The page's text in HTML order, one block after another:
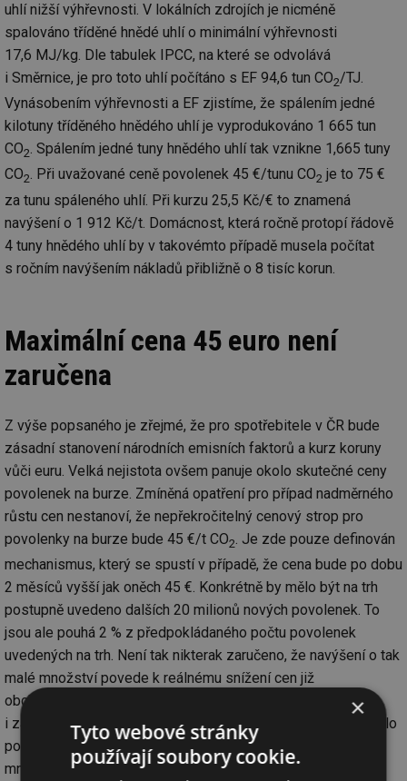
uhlí nižší výhřevnosti. V lokálních zdrojích je nicméně
spalováno tříděné hnědé uhlí o minimální výhřevnosti
17,6 MJ/kg. Dle tabulek IPCC, na které se odvolává
i Směrnice, je pro toto uhlí počítáno s EF 94,6 tun CO2/TJ.
Vynásobením výhřevnosti a EF zjistíme, že spálením jedné
kilotuny tříděného hnědého uhlí je vyprodukováno 1 665 tun
CO2. Spálením jedné tuny hnědého uhlí tak vznikne 1,665 tuny
CO2. Při uvažované ceně povolenek 45 €/tunu CO2 je to 75 €
za tunu spáleného uhlí. Při kurzu 25,5 Kč/€ to znamená
navýšení o 1 912 Kč/t. Domácnost, která ročně protopí řádově
4 tuny hnědého uhlí by v takovémto případě musela počítat
s ročním navýšením nákladů přibližně o 8 tisíc korun.
Maximální cena 45 euro není
zaručena
Z výše popsaného je zřejmé, že pro spotřebitele v ČR bude
zásadní stanovení národních emisních faktorů a kurz koruny
vůči euru. Velká nejistota ovšem panuje okolo skutečné ceny
povolenek na burze. Zmíněná opatření pro případ nadměrného
růstu cen nestanoví, že nepřekročitelný cenový strop pro
povolenky na burze bude 45 €/t CO2 . Je zde pouze definován
mechanismus, který se spustí v případě, že cena bude po dobu
2 měsíců vyšší jak oněch 45 €. Konkrétně by mělo být na trh
postupně uvedeno dalších 20 milionů nových povolenek. To
jsou ale pouhá 2 % z předpokládaného počtu povolenek
uvedených na trh. Není tak nikterak zaručeno, že navýšení o tak
malé množství povede k reálnému snížení cen již
obchodovaných povolenek na burze. Množství domácích
i zahraničních odborníků se naopak domnívá, že reálně by bylo
podle stávajícího stavu zapotřebí navýšit počet povolenek
mnohonásobně víc, než „pouze“ o oněch 20 milionů. A pokud
×
Tyto webové stránky
používají soubory cookie.